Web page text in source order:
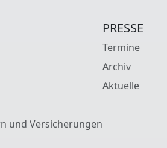
und Versicherungen
PRESSE
Termine
Archiv
Aktuelle